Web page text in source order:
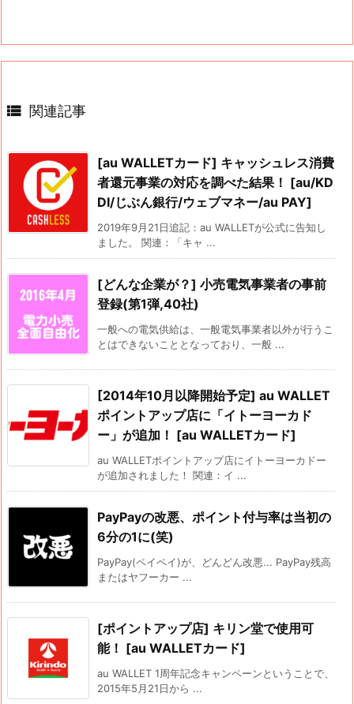
 関連記事
[au WALLETカード] キャッシュレス消費
者還元事業の対応を調べた結果！ [au/KD
DI/じぶん銀行/ウェブマネー/au PAY]
2019年9月21日追記：au WALLETが公式に告知し
ました。 関連：「キャ ...
[どんな企業が？] 小売電気事業者の事前
登録(第1弾,40社)
一般への電気供給は、一般電気事業者以外が行うこ
とはできないこととなっており、一般 ...
[2014年10月以降開始予定] au WALLET
ポイントアップ店に「イトーヨーカド
ー」が追加！ [au WALLETカード]
au WALLETポイントアップ店にイトーヨーカドー
が追加されました！ 関連：イ ...
PayPayの改悪、ポイント付与率は当初の
6分の1に(笑)
PayPay(ペイペイ)が、どんどん改悪... PayPay残高
またはヤフーカー ...
[ポイントアップ店] キリン堂で使用可
能！ [au WALLETカード]
au WALLET 1周年記念キャンペーンということで、
2015年5月21日から ...